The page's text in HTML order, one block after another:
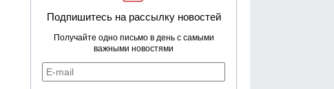
Подпишитесь на рассылку новостей
Получайте одно письмо в день с самыми
важными новостями